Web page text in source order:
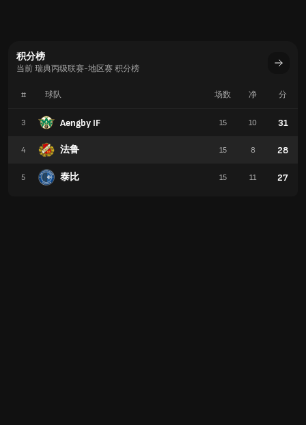
积分榜
当前 瑞典丙级联赛-地区赛 积分榜
# 球队
3 Aengby IF
4 法鲁
5 泰比
场数 净 分
15 10 31
15 8 28
15 11 27